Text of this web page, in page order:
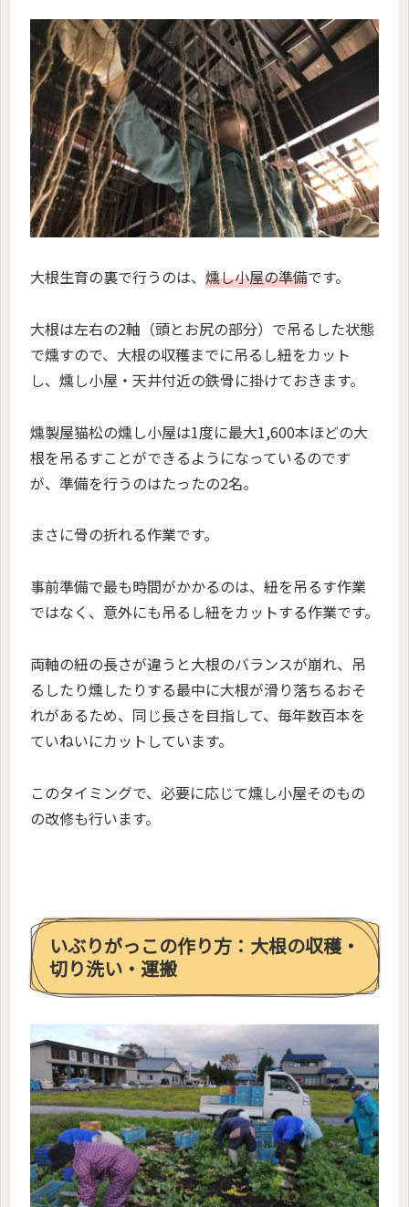
大根生育の裏で行うのは、 燻し小屋の準備です。
大根は左右の2軸（頭とお尻の部分）で吊るした状態
で燻すので、大根の収穫までに吊るし紐をカット
し、燻し小屋・天井付近の鉄骨に掛けておきます。
燻製屋猫松の燻し小屋は1度に最大1,600本ほどの大
根を吊るすことができるようになっているのです
が、準備を行うのはたったの2名。
まさに骨の折れる作業です。
事前準備で最も時間がかかるのは、紐を吊るす作業
ではなく、意外にも吊るし紐をカットする作業です。
両軸の紐の長さが違うと大根のバランスが崩れ、吊
るしたり燻したりする最中に大根が滑り落ちるおそ
れがあるため、同じ長さを目指して、毎年数百本を
ていねいにカットしています。
このタイミングで、必要に応じて燻し小屋そのもの
の改修も行います。
いぶりがっこの作り方：大根の収穫・
切り洗い・運搬